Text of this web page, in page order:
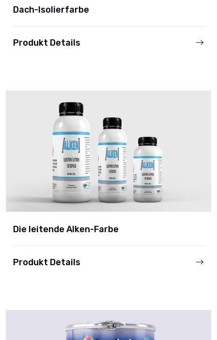
Dach-Isolierfarbe
Produkt Details
Die leitende Alken-Farbe
Produkt Details